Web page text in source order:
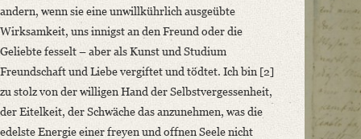
andern, wenn sie eine unwillkührlich ausgeübte
Wirksamkeit, uns innigst an den Freund oder die
Geliebte fesselt – aber als Kunst und Studium
Freundschaft und Liebe vergiftet und tödtet. Ich bin [2]
zu stolz von der willigen Hand der Selbstvergessenheit,
der Eitelkeit, der Schwäche das anzunehmen, was die
edelste Energie einer freyen und offnen Seele nicht